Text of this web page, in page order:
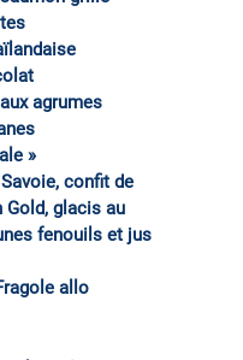
agrumes
»
confit de
Gold, glacis au
fenouils et jus
allo